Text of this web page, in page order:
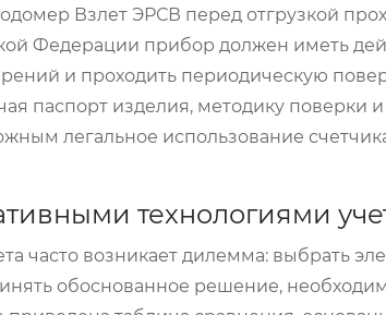
Взлет ЭРСВ перед отгрузкой
Федерации прибор должен иметь
и проходить периодическую
паспорт изделия, методику поверки
легальное использование
технологиями
часто возникает дилемма: выбрать
обоснованное решение,